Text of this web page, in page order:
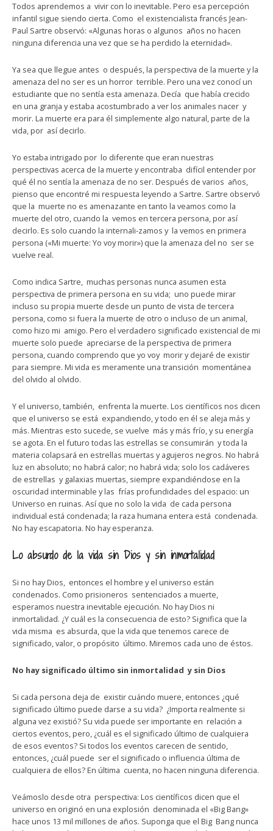
Todos aprendemos a vivir con lo inevitable. Pero esa percepción
infantil sigue siendo cierta. Como el existencialista francés Jean-
Paul Sartre observó: «Algunas horas o algunos años no hacen
ninguna diferencia una vez que se ha perdido la eternidad».
Ya sea que llegue antes o después, la perspectiva de la muerte y la
amenaza del no ser es un horror terrible. Pero una vez conocí un
estudiante que no sentía esta amenaza. Decía que había crecido
en una granja y estaba acostumbrado a ver los animales nacer y
morir. La muerte era para él simplemente algo natural, parte de la
vida, por así decirlo.
Yo estaba intrigado por lo diferente que eran nuestras
perspectivas acerca de la muerte y encontraba difícil entender por
qué él no sentía la amenaza de no ser. Después de varios años,
pienso que encontré mi respuesta leyendo a Sartre. Sartre observó
que la muerte no es amenazante en tanto la veamos como la
muerte del otro, cuando la vemos en tercera persona, por así
decirlo. Es solo cuando la internali-zamos y la vemos en primera
persona («Mi muerte: Yo voy morir») que la amenaza del no ser se
vuelve real.
Como indica Sartre, muchas personas nunca asumen esta
perspectiva de primera persona en su vida; uno puede mirar
incluso su propia muerte desde un punto de vista de tercera
persona, como si fuera la muerte de otro o incluso de un animal,
como hizo mi amigo. Pero el verdadero significado existencial de mi
muerte solo puede apreciarse de la perspectiva de primera
persona, cuando comprendo que yo voy morir y dejaré de existir
para siempre. Mi vida es meramente una transición momentánea
del olvido al olvido.
Y el universo, también, enfrenta la muerte. Los científicos nos dicen
que el universo se está expandiendo, y todo en él se aleja más y
más. Mientras esto sucede, se vuelve más y más frío, y su energía
se agota. En el futuro todas las estrellas se consumirán y toda la
materia colapsará en estrellas muertas y agujeros negros. No habrá
luz en absoluto; no habrá calor; no habrá vida; solo los cadáveres
de estrellas y galaxias muertas, siempre expandiéndose en la
oscuridad interminable y las frías profundidades del espacio: un
Universo en ruinas. Así que no solo la vida de cada persona
individual está condenada; la raza humana entera está condenada.
No hay escapatoria. No hay esperanza.
Lo absurdo de la vida sin Dios y sin inmortalidad
Si no hay Dios, entonces el hombre y el universo están
condenados. Como prisioneros sentenciados a muerte,
esperamos nuestra inevitable ejecución. No hay Dios ni
inmortalidad. ¿Y cuál es la consecuencia de esto? Significa que la
vida misma es absurda, que la vida que tenemos carece de
significado, valor, o propósito último. Miremos cada uno de éstos.
No hay significado último sin inmortalidad y sin Dios
Si cada persona deja de existir cuándo muere, entonces ¿qué
significado último puede darse a su vida? ¿Importa realmente si
alguna vez existió? Su vida puede ser importante en relación a
ciertos eventos, pero, ¿cuál es el significado último de cualquiera
de esos eventos? Si todos los eventos carecen de sentido,
entonces, ¿cuál puede ser el significado o influencia última de
cualquiera de ellos? En última cuenta, no hacen ninguna diferencia.
Veámoslo desde otra perspectiva: Los científicos dicen que el
universo en originó en una explosión denominada el «Big Bang»
hace unos 13 mil millones de años. Suponga que el Big Bang nunca